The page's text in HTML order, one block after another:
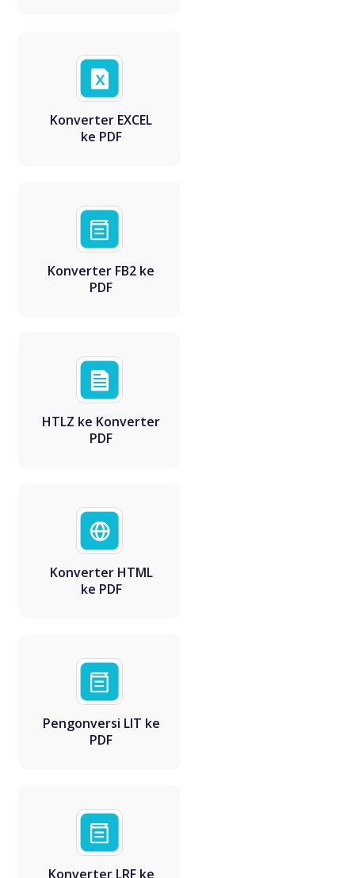
Konverter EXCEL
ke PDF
Konverter FB2 ke
PDF
HTLZ ke Konverter
PDF
Konverter HTML
ke PDF
Pengonversi LIT ke
PDF
Konverter LRF ke